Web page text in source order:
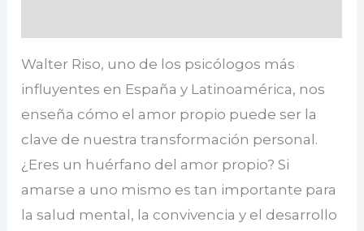
Walter Riso, uno de los psicólogos más
influyentes en España y Latinoamérica, nos
enseña cómo el amor propio puede ser la
clave de nuestra transformación personal.
¿Eres un huérfano del amor propio? Si
amarse a uno mismo es tan importante para
la salud mental, la convivencia y el desarrollo